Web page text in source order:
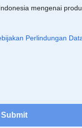
mengenai
Perlindungan
Submit